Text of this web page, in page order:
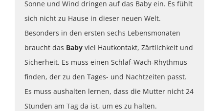
Sonne und Wind dringen auf das Baby ein. Es fühlt
sich nicht zu Hause in dieser neuen Welt.
Besonders in den ersten sechs Lebensmonaten
braucht das Baby viel Hautkontakt, Zärtlichkeit und
Sicherheit. Es muss einen Schlaf-Wach-Rhythmus
finden, der zu den Tages- und Nachtzeiten passt.
Es muss aushalten lernen, dass die Mutter nicht 24
Stunden am Tag da ist, um es zu halten.